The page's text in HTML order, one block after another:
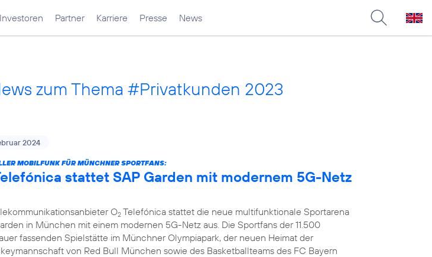
Investoren Partner Karriere Presse News
zum Thema #Privatkunden 2023
2024
MOBILFUNK FÜR MÜNCHNER SPORTFANS:
stattet SAP Garden mit modernem 5G-Netz
O2 Telefónica stattet die neue multifunktionale Sportarena
in München mit einem modernen 5G-Netz aus. Die Sportfans der 11.500
fassenden Spielstätte im Münchner Olympiapark, der neuen Heimat der
von Red Bull München sowie des Basketballteams des FC Bayern